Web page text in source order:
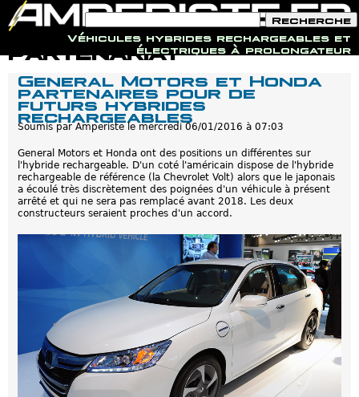
Jump to navigation
Véhicules hybrides rechargeables et
électriques à prolongateur
o
r
m
l
a
i
r
e
e
r
e
c
h
e
c
e
c
h
r
c
h
e
partenariat
General Motors et Honda
partenaires pour de
futurs hybrides
rechargeables
Soumis parAmperistelemercredi 06/01/2016 à 07:03
General Motors et Honda ont des positions un différentes sur
l'hybride rechargeable. D'un coté l'américain dispose de l'hybride
rechargeable de référence (la Chevrolet Volt) alors que le japonais
a écoulé très discrètement des poignées d'un véhicule à présent
arrêté et qui ne sera pas remplacé avant 2018. Les deux
constructeurs seraient proches d'un accord.